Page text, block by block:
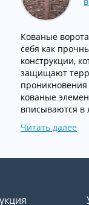
Кованые
себя как
конструкции,
защищают
кованые
вписываются
Читать далее